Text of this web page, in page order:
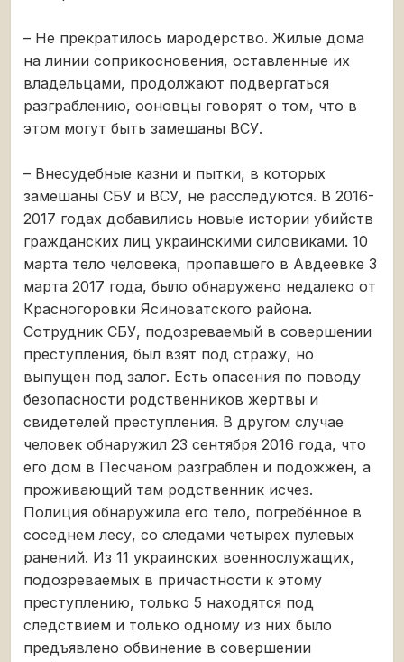
– Не прекратилось мародёрство. Жилые дома
на линии соприкосновения, оставленные их
владельцами, продолжают подвергаться
разграблению, ооновцы говорят о том, что в
этом могут быть замешаны ВСУ.
– Внесудебные казни и пытки, в которых
замешаны СБУ и ВСУ, не расследуются. В 2016-
2017 годах добавились новые истории убийств
гражданских лиц украинскими силовиками. 10
марта тело человека, пропавшего в Авдеевке 3
марта 2017 года, было обнаружено недалеко от
Красногоровки Ясиноватского района.
Сотрудник СБУ, подозреваемый в совершении
преступления, был взят под стражу, но
выпущен под залог. Есть опасения по поводу
безопасности родственников жертвы и
свидетелей преступления. В другом случае
человек обнаружил 23 сентября 2016 года, что
его дом в Песчаном разграблен и подожжён, а
проживающий там родственник исчез.
Полиция обнаружила его тело, погребённое в
соседнем лесу, со следами четырех пулевых
ранений. Из 11 украинских военнослужащих,
подозреваемых в причастности к этому
преступлению, только 5 находятся под
следствием и только одному из них было
предъявлено обвинение в совершении